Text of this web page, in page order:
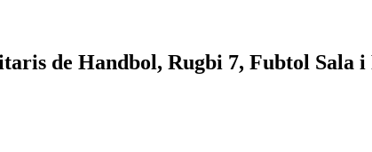
de Handbol, Rugbi 7, Fubtol Sala